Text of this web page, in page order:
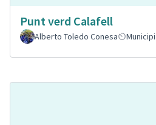
Punt verd Calafell
Alberto Toledo Conesa
Municipi